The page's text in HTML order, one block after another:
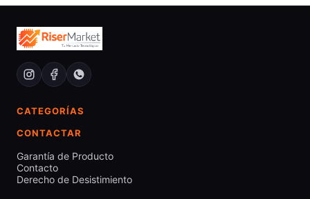
CATEGORÍAS
CONTACTAR
Garantía de Producto
Contacto
Derecho de Desistimiento